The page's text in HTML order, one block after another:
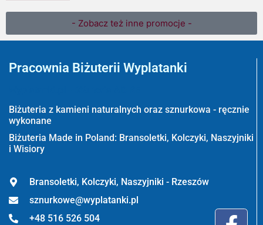
- Zobacz też inne promocje -
Pracownia Biżuterii Wyplatanki
Biżuteria z kamieni naturalnych oraz sznurkowa - ręcznie
wykonane
Biżuteria Made in Poland: Bransoletki, Kolczyki, Naszyjniki
i Wisiory
Bransoletki, Kolczyki, Naszyjniki - Rzeszów
sznurkowe@wyplatanki.pl
+48 516 526 504